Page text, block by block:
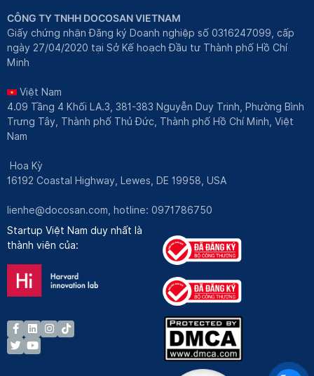
CÔNG TY TNHH DOCOSAN VIETNAM
Giấy chứng nhận Đăng ký Doanh nghiệp số 0316247099, cấp
ngày 27/04/2020 tại Sở Kế hoạch Đầu tư Thành phố Hồ Chí
Minh
Việt Nam
4.09 Tầng 4 Khối LA.3, 381-383 Nguyễn Duy Trinh, Phường Bình
Trưng Tây, Thành phố Thủ Đức, Thành phố Hồ Chí Minh, Việt
Nam
Hoa Kỳ
16192 Coastal Highway, Lewes, DE 19958, USA
lienhe@docosan.com, hotline: 0971786750
Startup Việt Nam duy nhất là
thành viên của: